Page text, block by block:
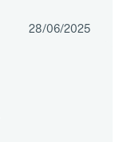
28/06/2025